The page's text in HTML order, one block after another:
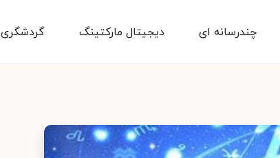
گردشگری دیجیتال مارکتینگ چندرسانه ای